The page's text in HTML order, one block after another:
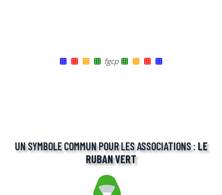
fgcp
UN SYMBOLE COMMUN POUR LES ASSOCIATIONS : LE
RUBAN VERT